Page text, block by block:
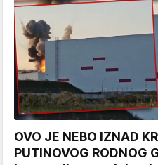
OVO JE NEBO IZNAD
PUTINOVOG RODNOG